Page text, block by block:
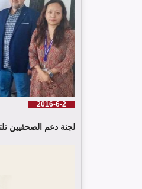
2016-6-2
لجنة دعم الصحفيين